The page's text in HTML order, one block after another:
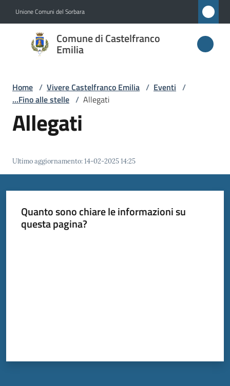
Unione Comuni del Sorbara
Comune di Castelfranco
Emilia
Comune di
Castelfranco
Servizi
Vivere
Castelfranco
Emilia
Menu selezionato
su
Home / Vivere Castelfranco Emilia / Eventi /
...Fino alle stelle / Allegati
Allegati
Ultimo aggiornamento:14-02-2025 14:25
Quanto sono chiare le informazioni su
questa pagina?